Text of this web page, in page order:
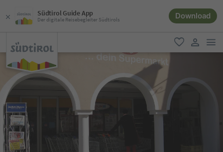
Südtirol Guide App
Der digitale Reisebegleiter Südtirols Download
favorit
user link